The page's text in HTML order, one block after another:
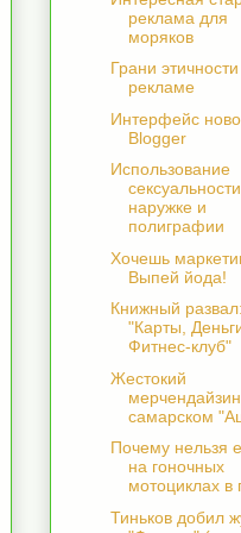
реклама для
моряков
Грани
рекламе
Интерфейс
Blogger
Использование
наружке и
полиграфии
Хочешь
Выпей йода!
Книжный развал:
"Карты,
Фитнес-клуб"
Жестокий
самарском
Почему нельзя
на гоночных
мотоциклах в
Тиньков добил